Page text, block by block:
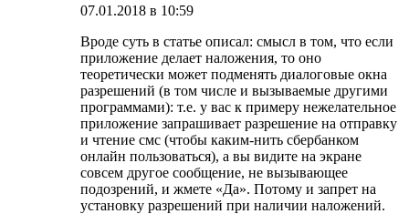
07.01.2018 в 10:59
Вроде суть в статье описал: смысл в том, что если
приложение делает наложения, то оно
теоретически может подменять диалоговые окна
разрешений (в том числе и вызываемые другими
программами): т.е. у вас к примеру нежелательное
приложение запрашивает разрешение на отправку
и чтение смс (чтобы каким-нить сбербанком
онлайн пользоваться), а вы видите на экране
совсем другое сообщение, не вызывающее
подозрений, и жмете «Да». Потому и запрет на
установку разрешений при наличии наложений.